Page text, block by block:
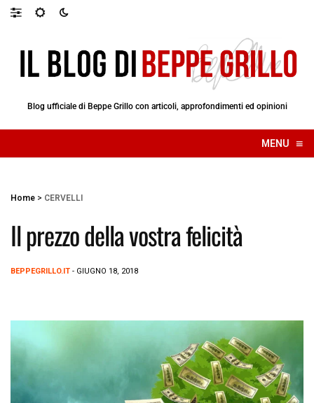
Blog ufficiale di Beppe Grillo con articoli, approfondimenti ed opinioni
MENU ≡
☰
Home > CERVELLI
Il prezzo della vostra felicità
BEPPEGRILLO.IT - GIUGNO 18, 2018